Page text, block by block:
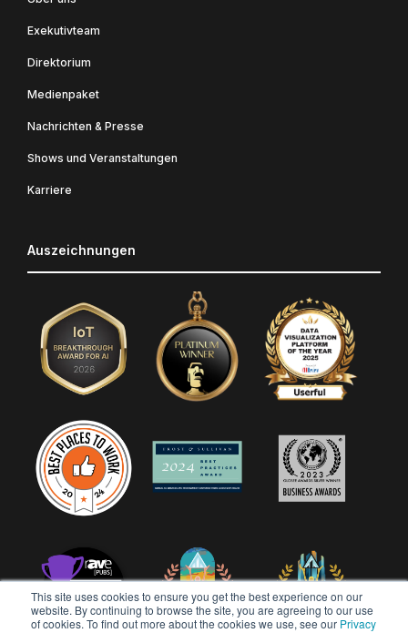
This site uses cookies to ensure you get the best experience on our
website. By continuing to browse the site, you are agreeing to our use
of cookies. To find out more about the cookies we use, see our Privacy
Exekutivteam
Direktorium
Medienpaket
Nachrichten & Presse
Shows und Veranstaltungen
Karriere
Auszeichnungen